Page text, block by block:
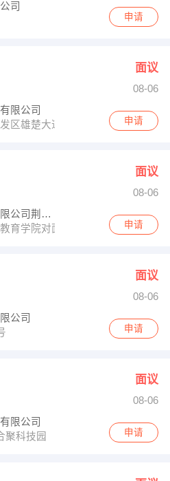
司
申请
面议
08-06
限公司
区雄楚大道888号金地雄楚一号商
申请
面议
08-06
合富锦绣地产顾问有限公司荆州分公司
育学院对面（人信阳光青年城）
申请
面议
08-06
公司
申请
面议
08-06
限公司
聚科技园
申请